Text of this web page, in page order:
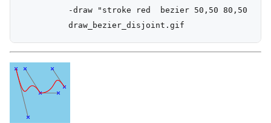
-draw "stroke red  bezier 50,50 80,50